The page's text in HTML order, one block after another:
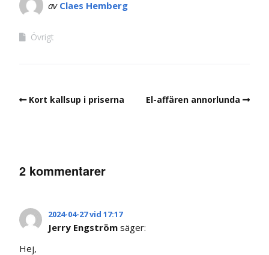
av Claes Hemberg
Övrigt
Kort kallsup i priserna El-affären annorlunda
2 kommentarer
2024-04-27 vid 17:17
Jerry Engström säger:
Hej,